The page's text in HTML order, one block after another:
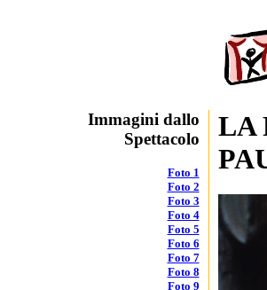
Immagini dallo
Spettacolo
Foto 1
Foto 2
Foto 3
Foto 4
Foto 5
Foto 6
Foto 7
Foto 8
Foto 9
LA